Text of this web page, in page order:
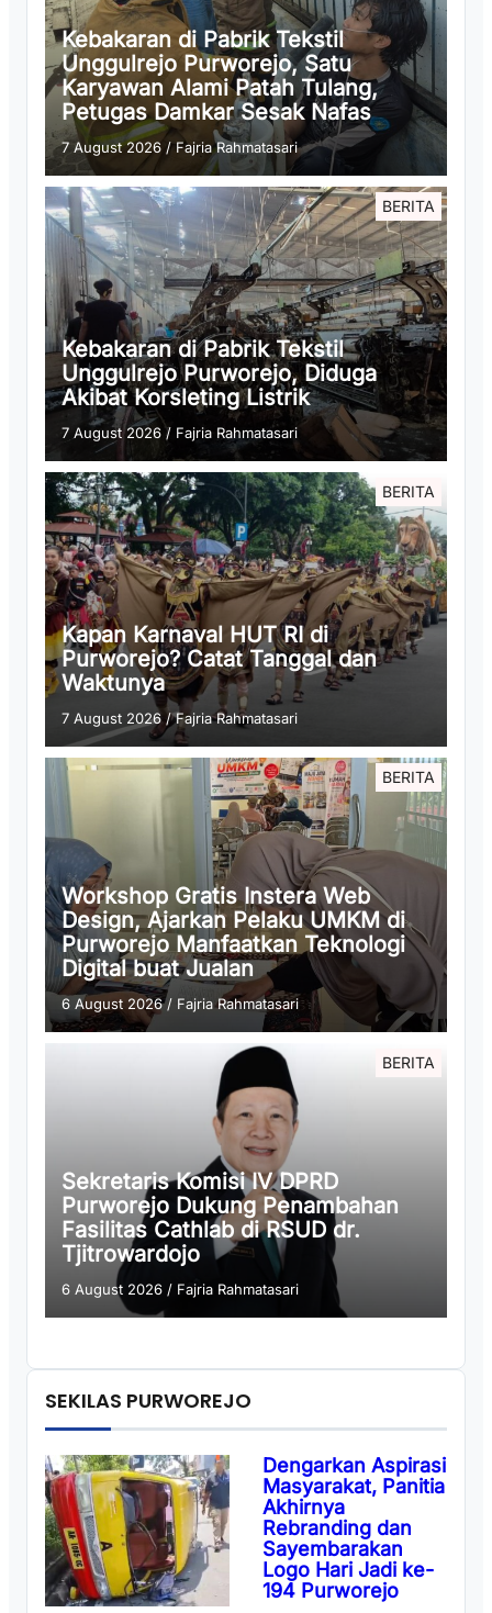
Kebakaran di Pabrik Tekstil
Unggulrejo Purworejo, Satu
Karyawan Alami Patah Tulang,
Petugas Damkar Sesak Nafas
7 August 2026 /Fajria Rahmatasari
BERITA
Kebakaran di Pabrik Tekstil
Unggulrejo Purworejo, Diduga
Akibat Korsleting Listrik
7 August 2026/ Fajria Rahmatasari
BERITA
Kapan Karnaval HUT RI di
Purworejo? Catat Tanggal dan
Waktunya
7 August 2026 /Fajria Rahmatasari
BERITA
Workshop Gratis Instera Web
Design, Ajarkan Pelaku UMKM di
Purworejo Manfaatkan Teknologi
Digital buat Jualan
6 August 2026/ Fajria Rahmatasari
BERITA
Sekretaris Komisi IV DPRD
Purworejo Dukung Penambahan
Fasilitas Cathlab di RSUD dr.
Tjitrowardojo
6 August 2026 / Fajria Rahmatasari
SEKILAS PURWOREJO
Dengarkan Aspirasi
Masyarakat, Panitia
Akhirnya
Rebranding dan
Sayembarakan
Logo Hari Jadi ke-
194 Purworejo